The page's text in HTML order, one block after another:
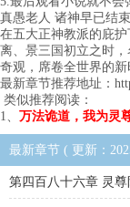
真愚老人 诸神早已结
在五大正神教派的庇护
离、景三国初立之时
奇观，席卷全世界的
最新章节推荐地址：
类似推荐阅读：
1、 万法诡道，我为灵
最新章节 ( 更新：
第四百八十六章 灵